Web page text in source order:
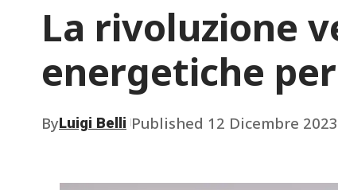
La rivoluzione
energetiche
ByLuigi Belli Published 12 Dicembre 2023